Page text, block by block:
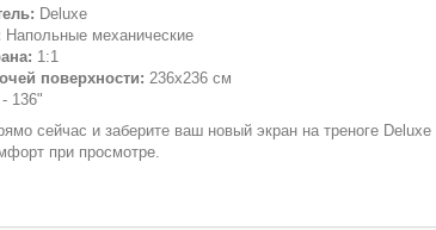
Deluxe
Напольные механические
1:1
поверхности: 236х236 см
136"
сейчас и заберите ваш новый экран на треноге
при просмотре.